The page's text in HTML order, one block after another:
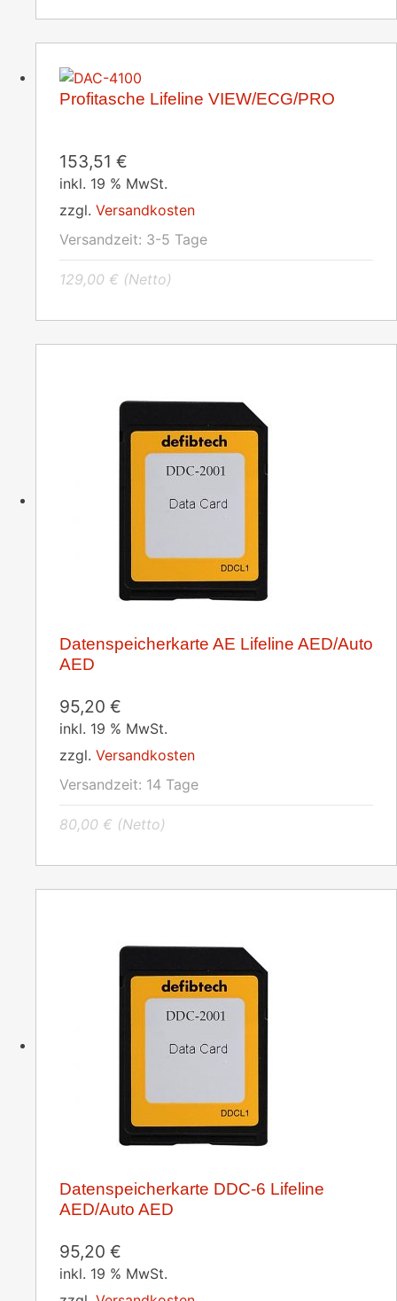
Profitasche Lifeline VIEW/ECG/PRO
153,51 €
inkl. 19 % MwSt.
zzgl. Versandkosten
Versandzeit: 3-5 Tage
129,00 € (Netto)
Datenspeicherkarte AE Lifeline AED/Auto
AED
95,20 €
inkl. 19 % MwSt.
zzgl. Versandkosten
Versandzeit: 14 Tage
80,00 € (Netto)
Datenspeicherkarte DDC-6 Lifeline
AED/Auto AED
95,20 €
inkl. 19 % MwSt.